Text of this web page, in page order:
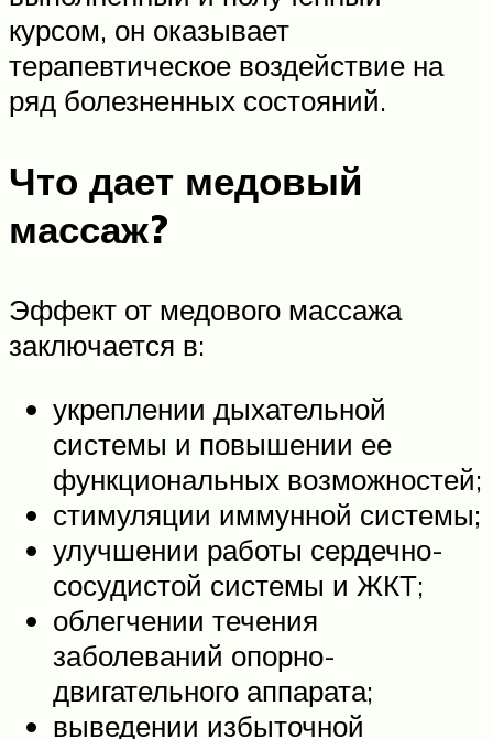
курсом, он оказывает
терапевтическое воздействие на
ряд болезненных состояний.
Что дает медовый
массаж?
Эффект от медового массажа
заключается в:
укреплении дыхательной
системы и повышении ее
функциональных возможностей;
стимуляции иммунной системы;
улучшении работы сердечно-
сосудистой системы и ЖКТ;
облегчении течения
заболеваний опорно-
двигательного аппарата;
выведении избыточной